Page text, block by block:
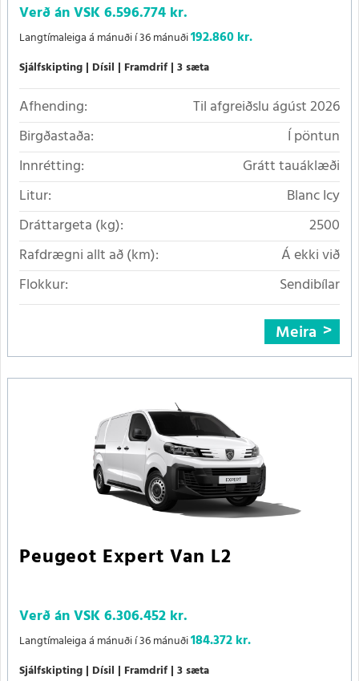
Verð án VSK6.596.774 kr.
Langtímaleiga á mánuði í 36 mánuði192.860 kr.
Sjálfskipting Dísil Framdrif 3 sæta
Afhending:
Til afgreiðslu ágúst 2026
Birgðastaða:
Í pöntun
Innrétting:
Grátt tauáklæði
Litur:
Blanc Icy
Dráttargeta (kg):
2500
Rafdrægni allt að (km):
Á ekki við
Flokkur:
Sendibílar
Meira
Peugeot Expert Van L2
Verð án VSK6.306.452 kr.
Langtímaleiga á mánuði í 36 mánuði184.372 kr.
Sjálfskipting Dísil Framdrif 3 sæta